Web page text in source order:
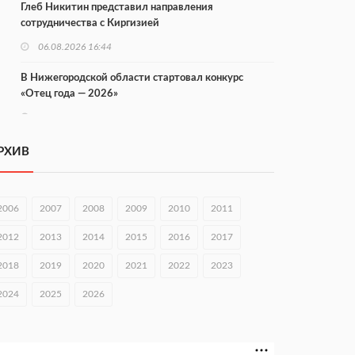
Глеб Никитин представил направления
сотрудничества с Киргизией
06.08.2026 16:44
В Нижегородской области стартовал конкурс
«Отец года — 2026»
Городец подписал соглашения с Кара-Кулем и
вырос в 1,9 раза
В Нижнем Новгороде открыли фестиваль «Семья
2007 2008 2009 2010 2011
2013 2014 2015 2016 2017
2019 2020 2021 2022 2023
2025 2026